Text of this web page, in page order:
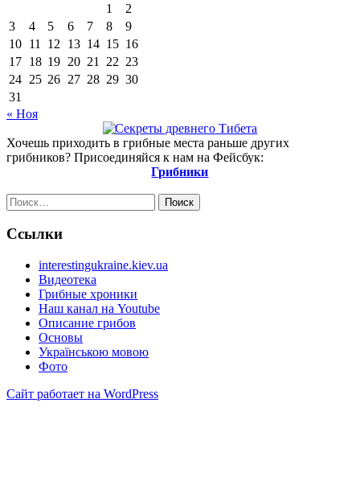
1
2
3
4 5 6 7 8
9
10 11 12 13 14 15 16
17 18 19 20 21 22 23
24 25 26 27 28 29 30
31
« Ноя
Хочешь приходить в грибные места раньше других
грибников? Присоединяйся к нам на Фейсбук:
Грибники
Найти:
Ссылки
interestingukraine.kiev.ua
Видеотека
Грибные хроники
Наш канал на Youtube
Описание грибов
Основы
Українською мовою
Фото
Сайт работает на WordPress